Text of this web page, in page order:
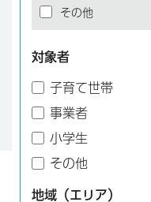
その他
対象者
子育て世帯
事業者
小学生
その他
地域（エリア）